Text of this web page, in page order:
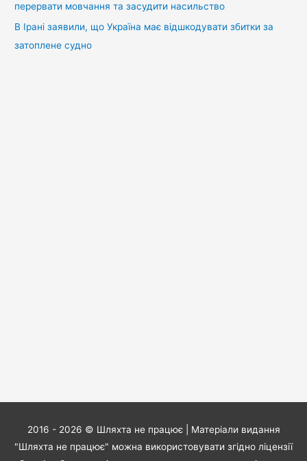
перервати мовчання та засудити насильство
В Ірані заявили, що Україна має відшкодувати збитки за
затоплене судно
2016 - 2026 © Шляхта не працює| Матеріали видання
"Шляхта не працює" можна використовувати згідно ліцензії